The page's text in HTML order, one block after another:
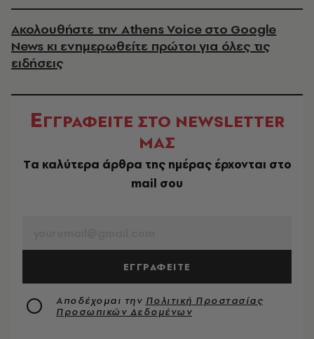
Ακολουθήστε την Athens Voice στο Google
News κι ενημερωθείτε πρώτοι για όλες τις
ειδήσεις
ΕΓΓΡΑΦΕΙΤΕ ΣΤΟ NEWSLETTER
ΜΑΣ
Tα καλύτερα άρθρα της ημέρας έρχονται στο
mail σου
ΕΓΓΡΑΦΕΙΤΕ
Αποδέχομαι την Πολιτική Προστασίας
Προσωπικών Δεδομένων